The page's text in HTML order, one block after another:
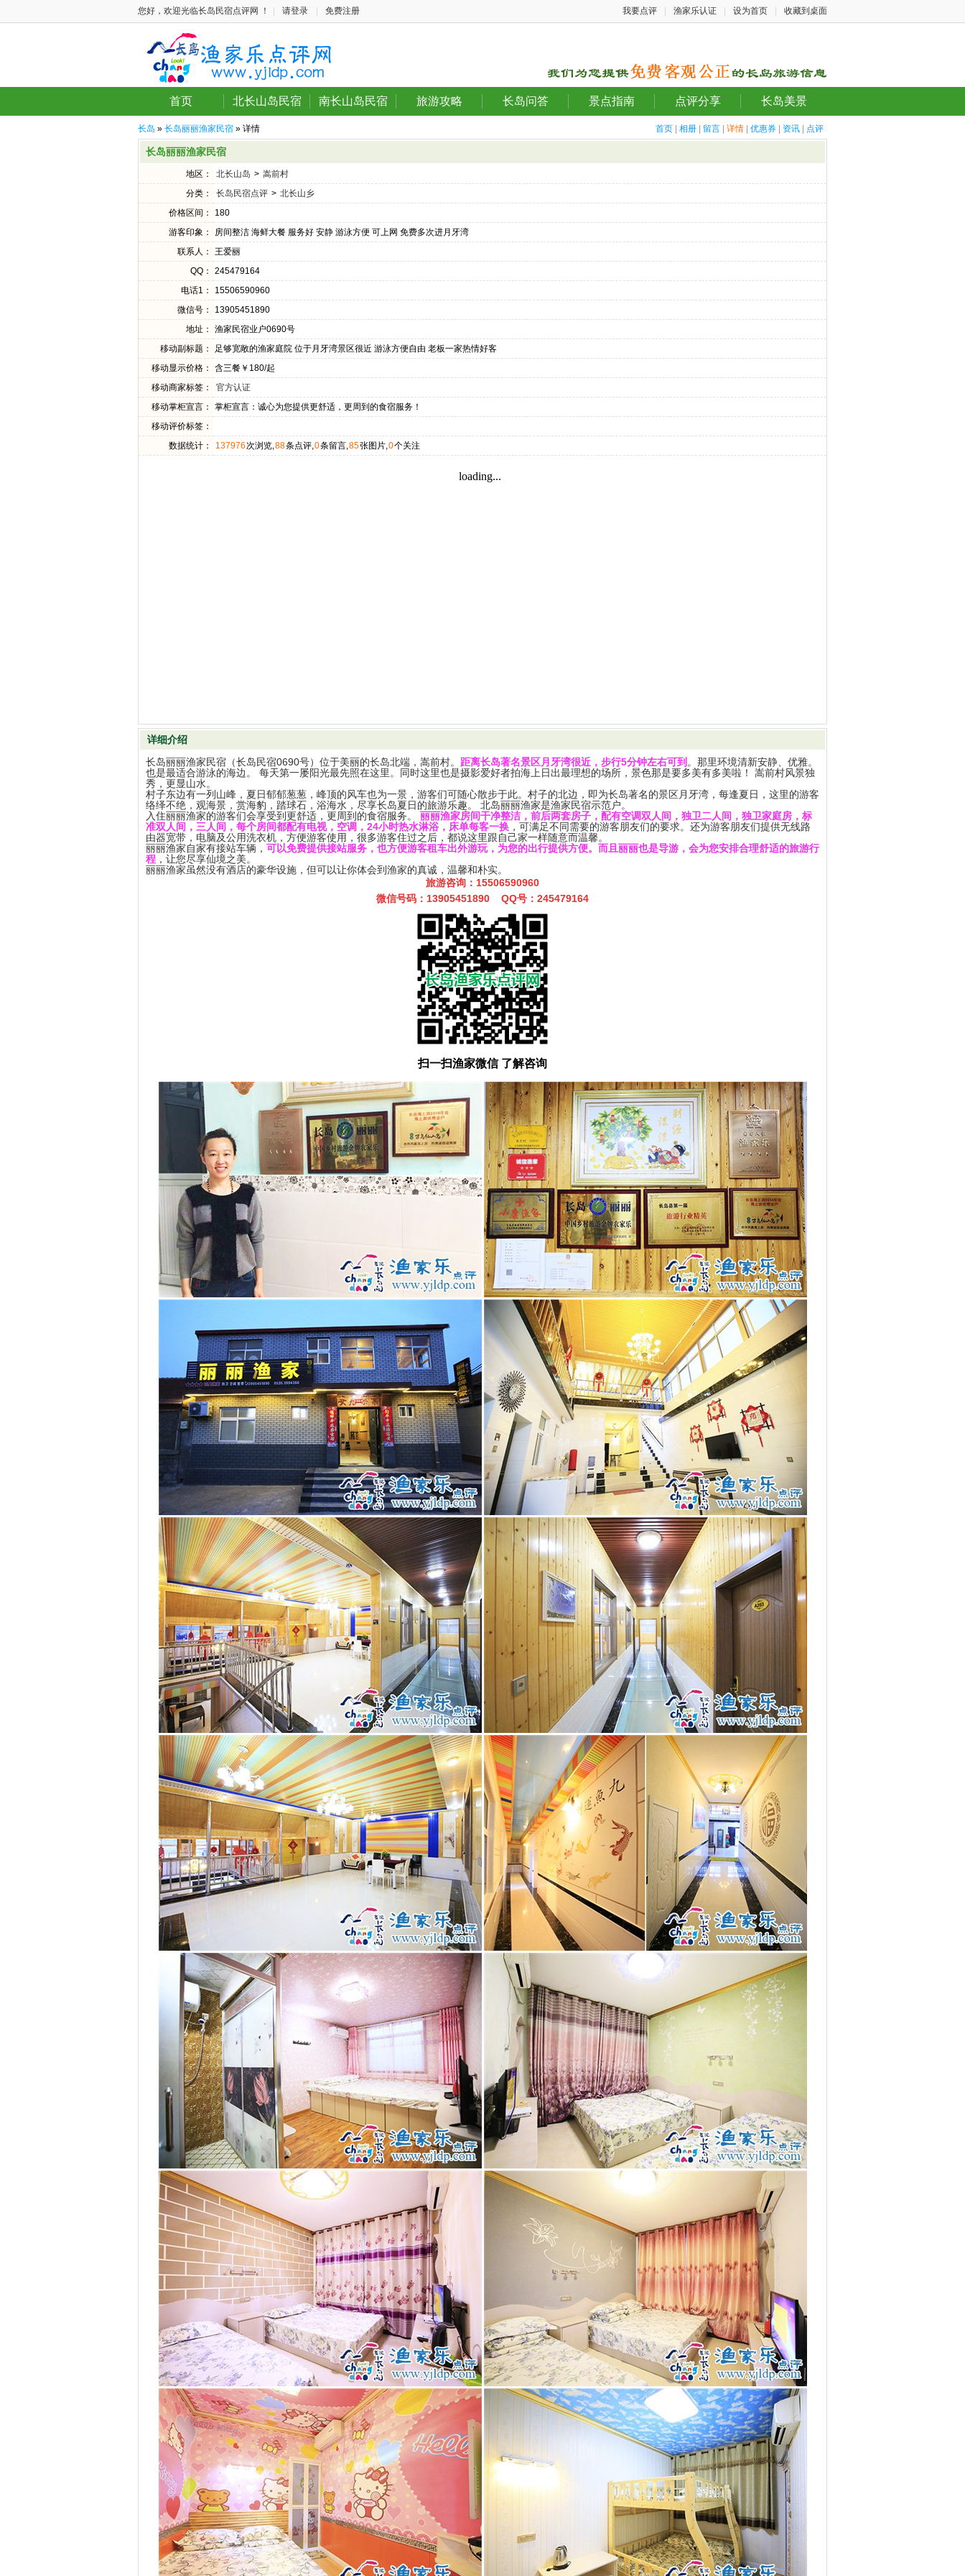
您好，欢迎光临长岛民宿点评网 ！ 请登录 免费注册 我要点评 渔家乐认证 设为首页 收藏到桌面
首页 北长山岛民宿 南长山岛民宿 旅游攻略 长岛问答 景点指南 点评分享 长岛美景
首页 相册 留言 详情 优惠券 资讯 点评
长岛 » 长岛丽丽渔家民宿 » 详情
长岛丽丽渔家民宿
地区： 北长山岛 > 嵩前村
分类：
长岛民宿点评 > 北长山乡
价格区间：
180
游客印象：
房间整洁 海鲜大餐 服务好 安静 游泳方便 可上网 免费多次进月牙湾
联系人：
王爱丽
QQ：
245479164
电话1：
15506590960
微信号：
13905451890
地址：
渔家民宿业户0690号
移动副标题：
足够宽敞的渔家庭院 位于月牙湾景区很近 游泳方便自由 老板一家热情好客
移动显示价格：
含三餐￥180/起
移动商家标签：
官方认证
移动掌柜宣言：
掌柜宣言：诚心为您提供更舒适，更周到的食宿服务！
移动评价标签：
数据统计：
137976 次浏览,88条点评,0条留言,85张图片,0个关注
详细介绍
长岛丽丽渔家民宿（长岛民宿0690号）位于美丽的长岛北端，嵩前村。 距离长岛著名景区月牙湾很近，步行5分钟左右可到 。那里环境清新安静、优雅。
也是最适合游泳的海边。 每天第一屡阳光最先照在这里。同时这里也是摄影爱好者拍海上日出最理想的场所，景色那是要多美有多美啦！ 嵩前村风景独
秀，更显山水。
村子东边有一列山峰，夏日郁郁葱葱，峰顶的风车也为一景，游客们可随心散步于此。村子的北边，即为长岛著名的景区月牙湾，每逢夏日，这里的游客
络绎不绝，观海景，赏海豹，踏球石，浴海水，尽享长岛夏日的旅游乐趣。
北岛丽丽渔家是渔家民宿示范户。
入住丽丽渔家的游客们会享受到更舒适，更周到的食宿服务。
丽丽渔家房间干净整洁，前后两套房子， 配有空调双人间，独卫二人间，独卫家庭房，标
准双人间，三人间，每个房间都配有电视，空调，24小时热水淋浴，床单每客一换 ，可满足不同需要的游客朋友们的要求。还为游客朋友们提供无线路
由器宽带，电脑及公用洗衣机，方便游客使用，很多游客住过之后，都说这里跟自己家一样随意而温馨。
丽丽渔家自家有接站车辆， 可以免费提供接站服务 ，也方便游客租车出外游玩，为您的出行提供方便。而且丽丽也是导游，会为您安排合理舒适的旅游行
程 ，让您尽享仙境之美。
丽丽渔家虽然没有酒店的豪华设施，但可以让你体会到渔家的真诚，温馨和朴实。
旅游咨询： 15506590960
微信号码： 13905451890 QQ号：245479164
扫一扫渔家微信 了解咨询